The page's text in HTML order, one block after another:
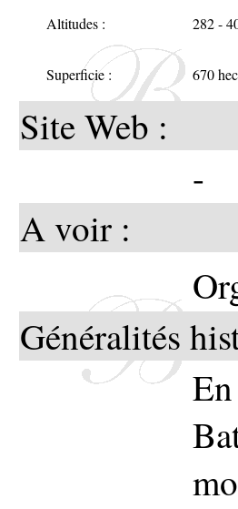
Altitudes :
282 -
Superficie : 670
Site Web :
-
A voir :
Généralités